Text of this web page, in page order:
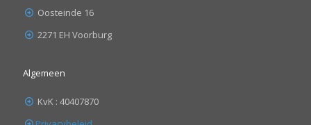
Oosteinde 16
2271 EH Voorburg
Algemeen
KvK : 40407870